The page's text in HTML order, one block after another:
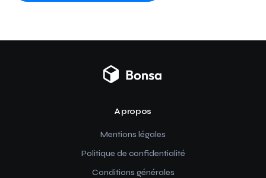
A propos
Mentions légales
Politique de confidentialité
Conditions générales